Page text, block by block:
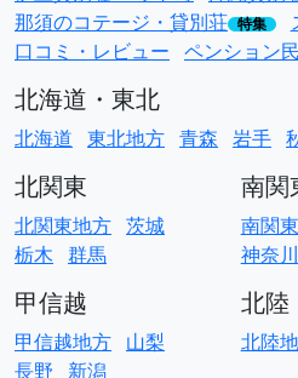
那須のコテージ・貸別荘 特集
口コミ・レビュー ペンション
北海道・東北
北海道 東北地方 青森 岩手
北関東
北関東地方 茨城
栃木 群馬
南関
南関
神奈川
甲信越
甲信越地方 山梨
長野
新潟
北陸
北陸